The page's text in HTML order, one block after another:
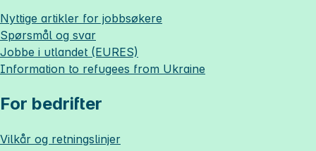
Nyttige artikler for jobbsøkere
Spørsmål og svar
Jobbe i utlandet (EURES)
Information to refugees from Ukraine
For bedrifter
Vilkår og retningslinjer